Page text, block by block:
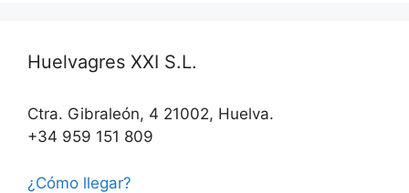
Huelvagres XXI S.L.
Ctra. Gibraleón, 4 21002, Huelva.
+34 959 151 809
¿Cómo llegar?